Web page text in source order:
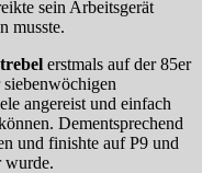
sein Arbeitsgerät
musste.
erstmals auf der 85er
angereist und einfach
Dementsprechend
und finishte auf P9 und
wurde.